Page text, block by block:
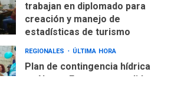
trabajan en diplomado para
creación y manejo de
estadísticas de turismo
REGIONALES ÚLTIMA HORA
Plan de contingencia hídrica
en Nueva Esparta consolida